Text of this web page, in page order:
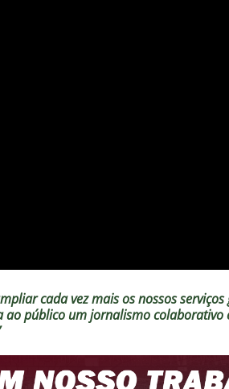
cada vez mais os nossos
ao público um jornalismo colaborativo